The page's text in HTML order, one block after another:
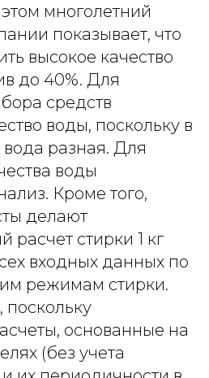
многолетний
показывает, что
высокое качество
до 40%. Для
средств
воды, поскольку в
разная. Для
воды
Кроме того,
делают
расчет стирки 1 кг
входных данных по
режимам стирки.
поскольку
основанные на
(без учета